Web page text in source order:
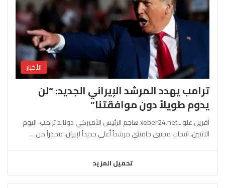
الأخبار
ترامب يهدد المرشد الإيراني الجديد: “لن
يدوم طويلاً دون موافقتنا”
آفرين علو ـ xeber24.net هاجم الرئيس الأميركي دونالد ترامب، اليوم
الاثنين، انتخاب مجتبى خامنئي مرشداً أعلى جديداً لإيران، محذراً من…
تحميل المزيد